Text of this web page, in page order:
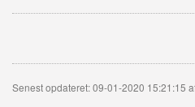
Senest opdateret: 09-01-2020 15:21:15